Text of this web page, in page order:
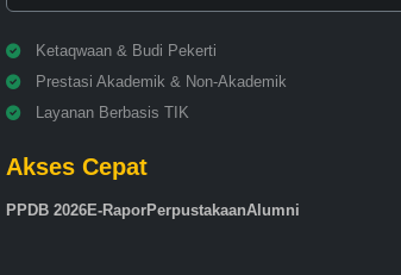
Ketaqwaan & Budi Pekerti
Prestasi Akademik & Non-Akademik
Layanan Berbasis TIK
Akses Cepat
PPDB 2026E-RaporPerpustakaanAlumni